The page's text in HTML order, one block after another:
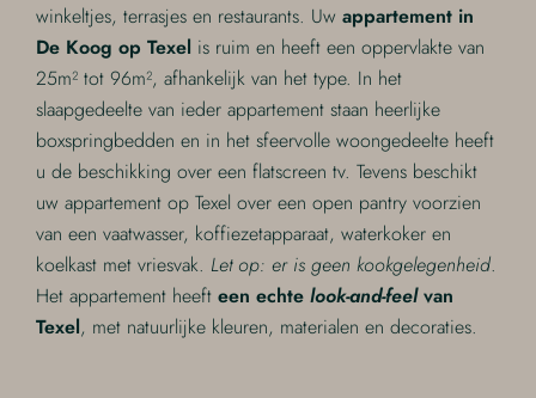
winkeltjes, terrasjes en restaurants. Uwappartement in
De Koog op Texel is ruim en heeft een oppervlakte van
25m² tot 96m², afhankelijk van het type. In het
slaapgedeelte van ieder appartement staan heerlijke
boxspringbedden en in het sfeervolle woongedeelte heeft
u de beschikking over een flatscreen tv. Tevens beschikt
uw appartement op Texel over een open pantry voorzien
van een vaatwasser, koffiezetapparaat, waterkoker en
koelkast met vriesvak. Let op: er is geen kookgelegenheid.
Het appartement heefteen echtelook-and-feelvan
Texel, met natuurlijke kleuren, materialen en decoraties.